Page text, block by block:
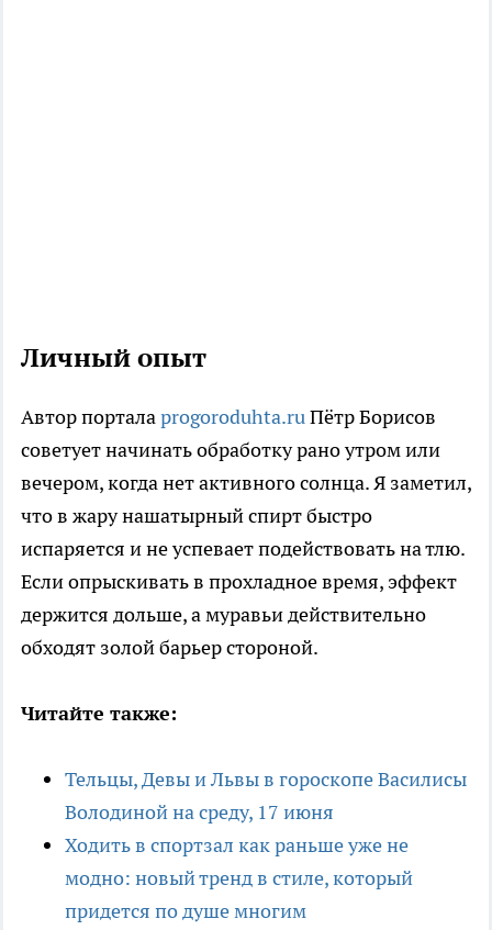
Личный опыт
Автор порталаprogoroduhta.ruПётр Борисов
советует начинать обработку рано утром или
вечером, когда нет активного солнца. Я заметил,
что в жару нашатырный спирт быстро
испаряется и не успевает подействовать на тлю.
Если опрыскивать в прохладное время, эффект
держится дольше, а муравьи действительно
обходят золой барьер стороной.
Читайте также:
Тельцы, Девы и Львы в гороскопе Василисы
Володиной на среду, 17 июня
Ходить в спортзал как раньше уже не
модно: новый тренд в стиле, который
придется по душе многим